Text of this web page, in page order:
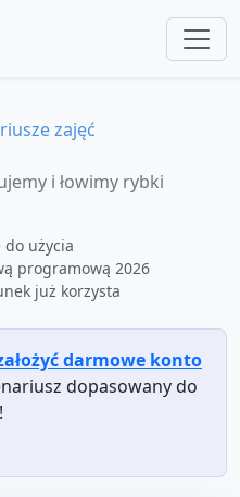
zajęć
i łowimy rybki
do użycia
programową 2026
już korzysta
darmowe konto
dopasowany do